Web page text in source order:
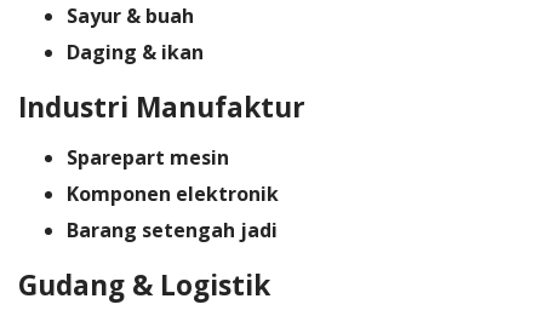
Sayur & buah
Daging & ikan
Industri Manufaktur
Sparepart mesin
Komponen elektronik
Barang setengah jadi
Gudang & Logistik